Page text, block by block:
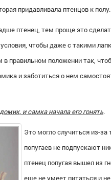
придавливала птенцов к полу.
птенец, тем проще это
чтобы даже с такими
в правильном положении так,
и заботиться о нем
и самка начала его гонять.
Это могло случиться из-за
попугаев не подпускают
птенец попугая вышел из
еще не умеет питаться и